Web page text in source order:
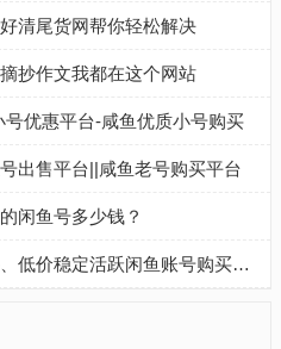
清尾货网帮你轻松解决
抄作文我都在这个网站
优惠平台-咸鱼优质小号购买
出售平台||咸鱼老号购买平台
闲鱼号多少钱？
闲鱼账号出售、咸鱼账号购买、低价稳定活跃闲鱼账号购买流程